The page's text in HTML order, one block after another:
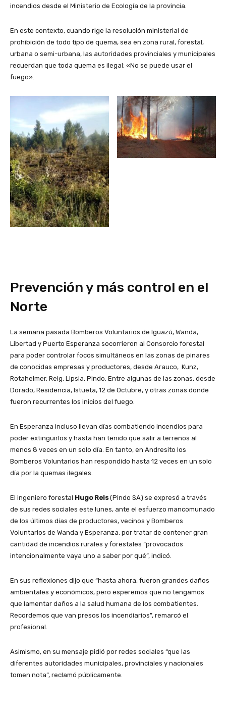
incendios desde el Ministerio de Ecología de la provincia.
En este contexto, cuando rige la resolución ministerial de
prohibición de todo tipo de quema, sea en zona rural, forestal,
urbana o semi-urbana, las autoridades provinciales y municipales
recuerdan que toda quema es ilegal: «No se puede usar el
fuego».
Prevención y más control en el
Norte
La semana pasada Bomberos Voluntarios de Iguazú, Wanda,
Libertad y Puerto Esperanza socorrieron al Consorcio forestal
para poder controlar focos simultáneos en las zonas de pinares
de conocidas empresas y productores, desde Arauco, Kunz,
Rotahelmer, Reig, Lipsia, Pindo. Entre algunas de las zonas, desde
Dorado, Residencia, Istueta, 12 de Octubre, y otras zonas donde
fueron recurrentes los inicios del fuego.
En Esperanza incluso llevan días combatiendo incendios para
poder extinguirlos y hasta han tenido que salir a terrenos al
menos 8 veces en un solo día. En tanto, en Andresito los
Bomberos Voluntarios han respondido hasta 12 veces en un solo
día por la quemas ilegales.
El ingeniero forestal Hugo Reis(Pindo SA) se expresó a través
de sus redes sociales este lunes, ante el esfuerzo mancomunado
de los últimos días de productores, vecinos y Bomberos
Voluntarios de Wanda y Esperanza, por tratar de contener gran
cantidad de incendios rurales y forestales “provocados
intencionalmente vaya uno a saber por qué”, indicó.
En sus reflexiones dijo que “hasta ahora, fueron grandes daños
ambientales y económicos, pero esperemos que no tengamos
que lamentar daños a la salud humana de los combatientes.
Recordemos que van presos los incendiarios”, remarcó el
profesional.
Asimismo, en su mensaje pidió por redes sociales “que las
diferentes autoridades municipales, provinciales y nacionales
tomen nota”, reclamó públicamente.